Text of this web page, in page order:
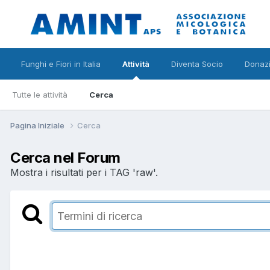
Funghi e Fiori in Italia Attività
Tutte le attività Cerca
Diventa Socio
Pagina Iniziale Cerca
Cerca nel Forum
Mostra i risultati per i TAG 'raw'.